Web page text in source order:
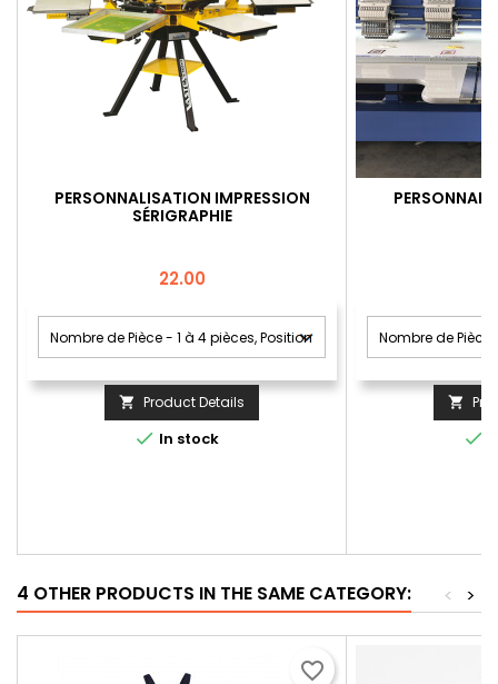
PERSONNALISATION IMPRESSION
SÉRIGRAPHIE
Price
22.00
 Product Details
 In stock


4 OTHER PRODUCTS IN THE SAME CATEGORY: >
<
favorite_border